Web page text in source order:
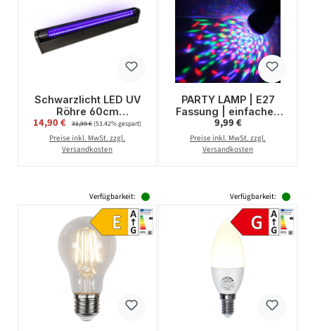
Schwarzlicht LED UV
Röhre 60cm
Komplettset 10W High
Power Longlife
Bruchsicher
Verkaufspreis:
14,90 € Regulärer Preis:
31,99 €(53.42% gespart)
Preise inkl. MwSt. zzgl.
Versandkosten
PARTY LAMP | E27
Fassung | einfacher,
raumfüllender LED
Partyeffekt | mit
Fernbedienung
Regulärer Preis:
9,99 €
Preise inkl. MwSt. zzgl.
Versandkosten
Verfügbarkeit: Verfügbarkeit: